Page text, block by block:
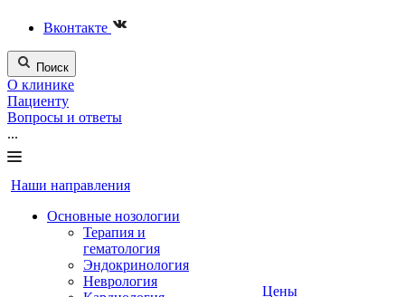
Вконтакте
Поиск
О клинике
Пациенту
Вопросы и ответы
...
Наши направления
Основные нозологии
Терапия и
гематология
Эндокринология
Неврология
Цены